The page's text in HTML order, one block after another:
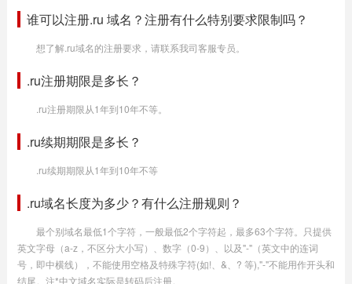
谁可以注册.ru 域名？注册有什么特别要求限制吗？
想了解.ru域名的注册要求，请联系我司客服专员。
.ru注册期限是多长？
.ru注册期限从1年到10年不等。
.ru续期期限是多长？
.ru续期期限从1年到10年不等
.ru域名长度为多少？有什么注册规则？
最个别域名最低1个字符，一般最低2个字符起，最多63个字符。只提供
英文字母（a-z，不区分大小写）、数字（0-9）、以及"-"（英文中的连词
号，即中横线），不能使用空格及特殊字符(如!、&、? 等),"-"不能用作开头和
结尾。注*中文域名实际是转码后注册。